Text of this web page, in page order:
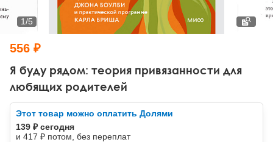
Тревожные расстройства, панические атаки
Психодрама
Другие направления психотерапии
Классический, эриксоновский гипноз и НЛП
НЛП
Психология труда и эргономика
Социальная психология
Социальная и организационная психология
Классический и юнгианский психоанализ
Я буду рядом: теория привязанности для
любящих родителей
1/5
556 ₽
Этот товар можно оплатить Долями
139 ₽ сегодня
и 417 ₽ потом, без переплат